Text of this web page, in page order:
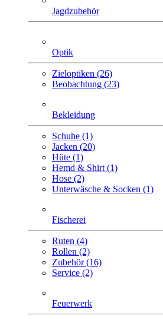
Jagdzubehör
Optik
Zieloptiken (26)
Beobachtung (23)
Bekleidung
Schuhe (1)
Jacken (20)
Hüte (1)
Hemd & Shirt (1)
Hose (2)
Unterwäsche & Socken (1)
Fischerei
Ruten (4)
Rollen (2)
Zubehör (16)
Service (2)
Feuerwerk